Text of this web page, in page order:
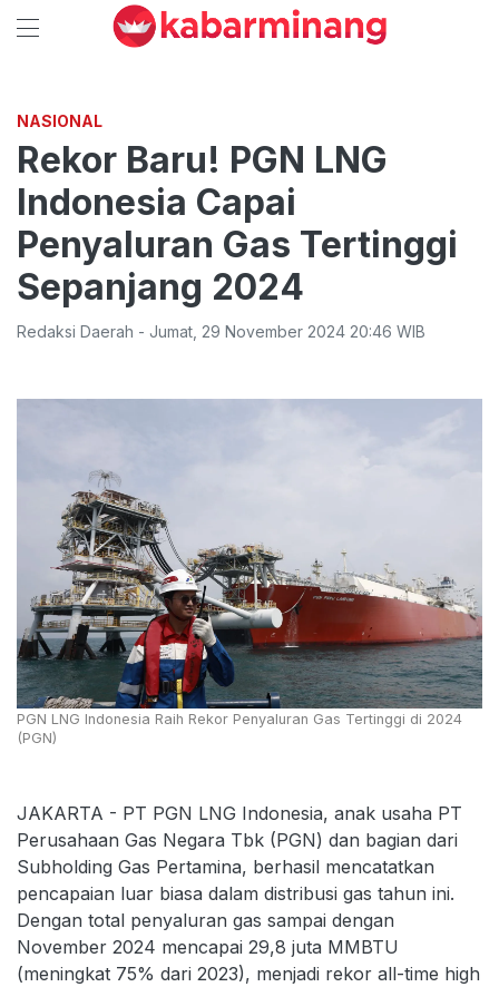
NASIONAL
Rekor Baru! PGN LNG
Indonesia Capai
Penyaluran Gas Tertinggi
Sepanjang 2024
Redaksi Daerah - Jumat 29 November 2024 20:46 WIB
PGN LNG Indonesia Raih Rekor Penyaluran Gas Tertinggi di 2024
(PGN)
JAKARTA - PT PGN LNG Indonesia, anak usaha PT
Perusahaan Gas Negara Tbk (PGN) dan bagian dari
Subholding Gas Pertamina, berhasil mencatatkan
pencapaian luar biasa dalam distribusi gas tahun ini.
Dengan total penyaluran gas sampai dengan
November 2024 mencapai 29,8 juta MMBTU
(meningkat 75% dari 2023), menjadi rekor all-time high